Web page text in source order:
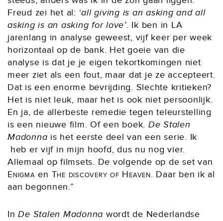
Freud zei het al: ‘all giving is an asking and all
asking is an asking for love’. Ik ben in LA
jarenlang in analyse geweest, vijf keer per week
horizontaal op de bank. Het goeie van die
analyse is dat je je eigen tekortkomingen niet
meer ziet als een fout, maar dat je ze accepteert.
Dat is een enorme bevrijding. Slechte kritieken?
Het is niet leuk, maar het is ook niet persoonlijk.
En ja, de allerbeste remedie tegen teleurstelling
is een nieuwe film. Of een boek. De Stalen
Madonna is het eerste deel van een serie. Ik
heb er vijf in mijn hoofd, dus nu nog vier.
Allemaal op filmsets. De volgende op de set van
Enigma en The discovery of Heaven. Daar ben ik al
aan begonnen.”
InDe Stalen Madonna wordt de Nederlandse